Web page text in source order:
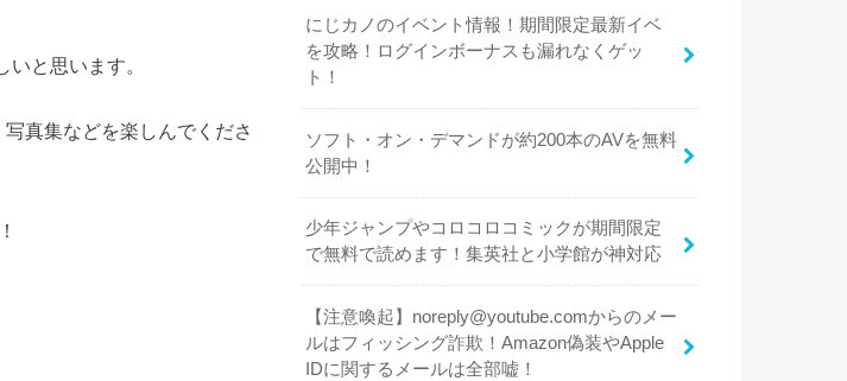
と思います。
真集などを楽しんでくださ
にじカノのイベント情報！期間限定最新イベ
を攻略！ログインボーナスも漏れなくゲッ
ト！
ソフト・オン・デマンドが約200本のAVを無料
公開中！
少年ジャンプやコロコロコミックが期間限定
で無料で読めます！集英社と小学館が神対応
【注意喚起】noreply@youtube.comからのメー
ルはフィッシング詐欺！Amazon偽装やApple
IDに関するメールは全部嘘！